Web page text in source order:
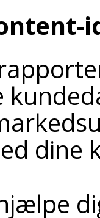
dine